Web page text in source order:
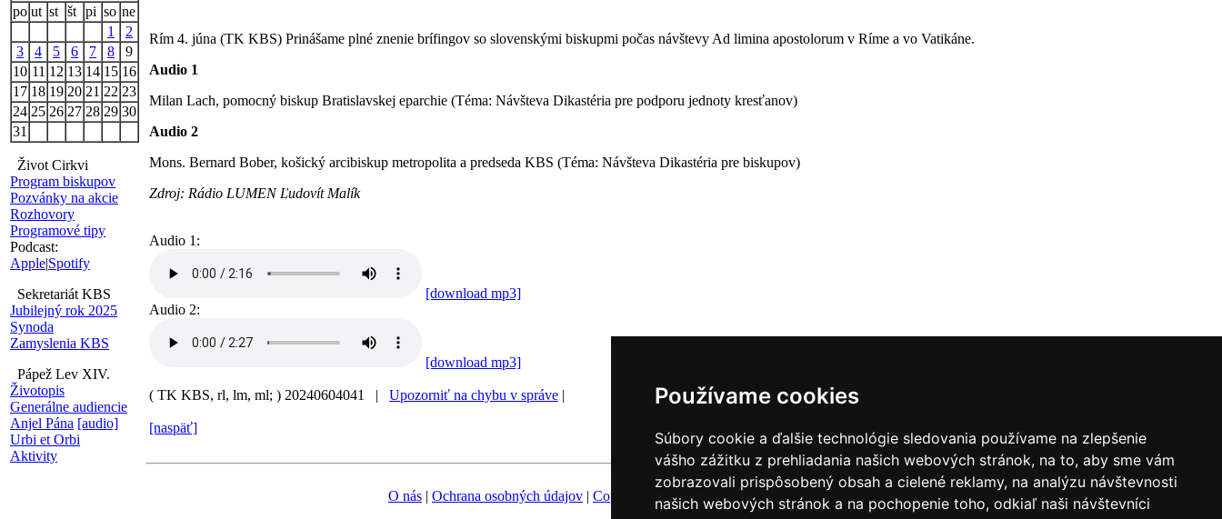
Používame cookies
Súbory cookie a ďalšie technológie sledovania používame na zlepšenie
vášho zážitku z prehliadania našich webových stránok, na to, aby sme vám
zobrazovali prispôsobený obsah a cielené reklamy, na analýzu návštevnosti
našich webových stránok a na pochopenie toho, odkiaľ naši návštevníci
po ut st št pi so ne
1
2
3
4 5 6 7 8
9
10 11 12 13 14 15 16
17 18 19 20 21 22 23
24 25 26 27 28 29 30
31
Život Cirkvi
Program biskupov
Pozvánky na akcie
Rozhovory
Programové tipy
Podcast:
Apple|Spotify
Sekretariát KBS
Jubilejný rok 2025
Synoda
Zamyslenia KBS
Pápež Lev XIV.
Životopis
Generálne audiencie
Anjel Pána [audio]
Urbi et Orbi
Aktivity
Rím 4. júna (TK KBS) Prinášame plné znenie brífingov so slovenskými biskupmi počas návštevy Ad limina apostolorum v Ríme a vo Vatikáne.
Audio 1
Milan Lach, pomocný biskup Bratislavskej eparchie (Téma: Návšteva Dikastéria pre podporu jednoty kresťanov)
Audio 2
Mons. Bernard Bober, košický arcibiskup metropolita a predseda KBS (Téma: Návšteva Dikastéria pre biskupov)
Zdroj: Rádio LUMEN Ľudovít Malík
Audio 1:
[download mp3]
Audio 2:
[download mp3]
( TK KBS, rl, lm, ml; ) 20240604041 | Upozorniť na chybu v správe |
[naspäť]
O nás | Ochrana osobných údajov | Copyright Fotobanka | Hovorca KBS |Zoznam hovorcov diecéz